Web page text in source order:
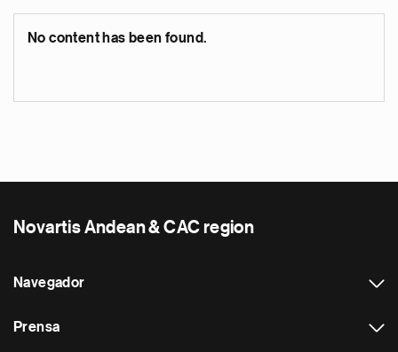
No content has been found.
Novartis Andean & CAC region
Navegador
Prensa